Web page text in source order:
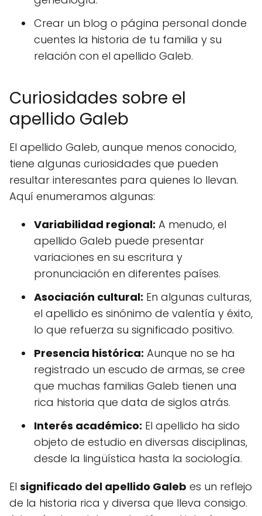
Crear un blog o página personal donde
cuentes la historia de tu familia y su
relación con el apellido Galeb.
Curiosidades sobre el
apellido Galeb
El apellido Galeb, aunque menos conocido,
tiene algunas curiosidades que pueden
resultar interesantes para quienes lo llevan.
Aquí enumeramos algunas:
Variabilidad regional: A menudo, el
apellido Galeb puede presentar
variaciones en su escritura y
pronunciación en diferentes países.
Asociación cultural: En algunas culturas,
el apellido es sinónimo de valentía y éxito,
lo que refuerza su significado positivo.
Presencia histórica: Aunque no se ha
registrado un escudo de armas, se cree
que muchas familias Galeb tienen una
rica historia que data de siglos atrás.
Interés académico: El apellido ha sido
objeto de estudio en diversas disciplinas,
desde la lingüística hasta la sociología.
El significado del apellido Galeb es un reflejo
de la historia rica y diversa que lleva consigo.